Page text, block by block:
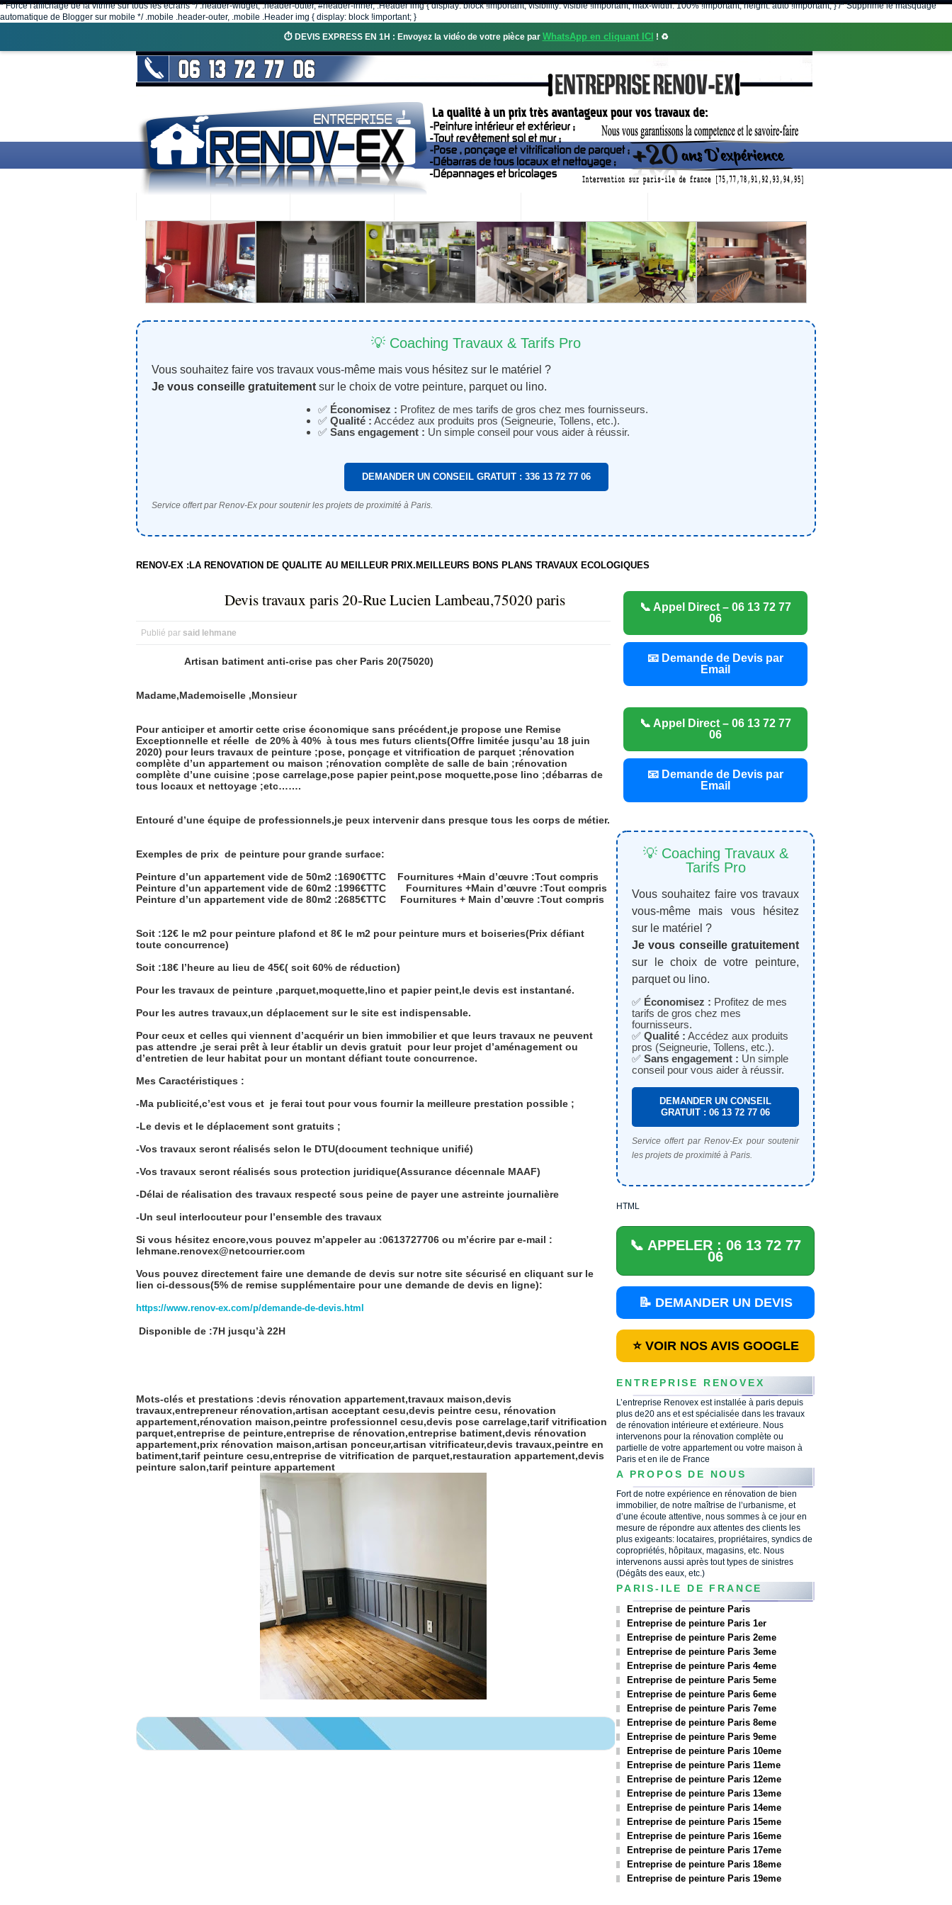
* Force l'affichage de la vitrine sur tous les écrans */ .header-widget, .header-outer, #header-inner, .Header img { display: block !important; visibility: visible !important; max-width: 100% !important; height: auto !important; } /* Supprime le masquage
automatique de Blogger sur mobile */ .mobile .header-outer, .mobile .Header img { display: block !important; }
⏱️ DEVIS EXPRESS EN 1H : Envoyez la vidéo de votre pièce par WhatsApp en cliquant ICI ! ♻️
💡 Coaching Travaux & Tarifs Pro
Vous souhaitez faire vos travaux vous-même mais vous hésitez sur le matériel ?
Je vous conseille gratuitement sur le choix de votre peinture, parquet ou lino.
✅ Économisez : Profitez de mes tarifs de gros chez mes fournisseurs.
✅ Qualité : Accédez aux produits pros (Seigneurie, Tollens, etc.).
✅ Sans engagement : Un simple conseil pour vous aider à réussir.
DEMANDER UN CONSEIL GRATUIT : 336 13 72 77 06
Service offert par Renov-Ex pour soutenir les projets de proximité à Paris.
RENOV-EX :LA RENOVATION DE QUALITE AU MEILLEUR PRIX.MEILLEURS BONS PLANS TRAVAUX ECOLOGIQUES
Devis travaux paris 20-Rue Lucien Lambeau,75020 paris
Publié par said lehmane
Artisan batiment anti-crise pas cher Paris 20(75020)
Madame,Mademoiselle ,Monsieur
Pour anticiper et amortir cette crise économique sans précédent,je propose une Remise
Exceptionnelle et réelle de 20% à 40% à tous mes futurs clients(Offre limitée jusqu’au 18 juin
2020) pour leurs travaux de peinture ;pose, ponçage et vitrification de parquet ;rénovation
complète d’un appartement ou maison ;rénovation complète de salle de bain ;rénovation
complète d’une cuisine ;pose carrelage,pose papier peint,pose moquette,pose lino ;débarras de
tous locaux et nettoyage ;etc…….
Entouré d’une équipe de professionnels,je peux intervenir dans presque tous les corps de métier.
Exemples de prix de peinture pour grande surface:
Peinture d’un appartement vide de 50m2 :1690€TTC
Fournitures +Main d’œuvre :Tout compris
Peinture d’un appartement vide de 60m2 :1996€TTC
Fournitures +Main d’œuvre :Tout compris
Peinture d’un appartement vide de 80m2 :2685€TTC
Fournitures + Main d’œuvre :Tout compris
Soit :12€ le m2 pour peinture plafond et 8€ le m2 pour peinture murs et boiseries(Prix défiant
toute concurrence)
Soit :18€ l’heure au lieu de 45€( soit 60% de réduction)
Pour les travaux de peinture ,parquet,moquette,lino et papier peint,le devis est instantané.
Pour les autres travaux,un déplacement sur le site est indispensable.
Pour ceux et celles qui viennent d’acquérir un bien immobilier et que leurs travaux ne peuvent
pas attendre ,je serai prêt à leur établir un devis gratuit pour leur projet d’aménagement ou
d’entretien de leur habitat pour un montant défiant toute concurrence.
Mes Caractéristiques :
-Ma publicité,c’est vous et je ferai tout pour vous fournir la meilleure prestation possible ;
-Le devis et le déplacement sont gratuits ;
-Vos travaux seront réalisés selon le DTU(document technique unifié)
-Vos travaux seront réalisés sous protection juridique(Assurance décennale MAAF)
-Délai de réalisation des travaux respecté sous peine de payer une astreinte journalière
-Un seul interlocuteur pour l’ensemble des travaux
Si vous hésitez encore,vous pouvez m’appeler au :0613727706 ou m’écrire par e-mail :
lehmane.renovex@netcourrier.com
Vous pouvez directement faire une demande de devis sur notre site sécurisé en cliquant sur le
lien ci-dessous(5% de remise supplémentaire pour une demande de devis en ligne):
https://www.renov-ex.com/p/demande-de-devis.html
Disponible de :7H jusqu’à 22H
Mots-clés et prestations :devis rénovation appartement,travaux maison,devis
travaux,entrepreneur rénovation,artisan acceptant cesu,devis peintre cesu, rénovation
appartement,rénovation maison,peintre professionnel cesu,devis pose carrelage,tarif vitrification
parquet,entreprise de peinture,entreprise de rénovation,entreprise batiment,devis rénovation
appartement,prix rénovation maison,artisan ponceur,artisan vitrificateur,devis travaux,peintre en
batiment,tarif peinture cesu,entreprise de vitrification de parquet,restauration appartement,devis
peinture salon,tarif peinture appartement
📞 Appel Direct – 06 13 72 77
06
📧 Demande de Devis par
Email
📞 Appel Direct – 06 13 72 77
06
📧 Demande de Devis par
Email
💡 Coaching Travaux &
Tarifs Pro
Vous souhaitez faire vos travaux
vous-même mais vous hésitez
sur le matériel ?
Je vous conseille gratuitement
sur le choix de votre peinture,
parquet ou lino.
✅ Économisez : Profitez de mes
tarifs de gros chez mes
fournisseurs.
✅ Qualité : Accédez aux produits
pros (Seigneurie, Tollens, etc.).
✅ Sans engagement : Un simple
conseil pour vous aider à réussir.
DEMANDER UN CONSEIL
GRATUIT : 06 13 72 77 06
Service offert par Renov-Ex pour soutenir
les projets de proximité à Paris.
HTML
📞 APPELER : 06 13 72 77
06
📝 DEMANDER UN DEVIS
⭐ VOIR NOS AVIS GOOGLE
ENTREPRISE RENOVEX
L’entreprise Renovex est installée à paris depuis
plus de20 ans et est spécialisée dans les travaux
de rénovation intérieure et extérieure. Nous
intervenons pour la rénovation complète ou
partielle de votre appartement ou votre maison à
Paris et en ile de France
A PROPOS DE NOUS
Fort de notre expérience en rénovation de bien
immobilier, de notre maîtrise de l’urbanisme, et
d’une écoute attentive, nous sommes à ce jour en
mesure de répondre aux attentes des clients les
plus exigeants: locataires, propriétaires, syndics de
copropriétés, hôpitaux, magasins, etc. Nous
intervenons aussi après tout types de sinistres
(Dégâts des eaux, etc.)
PARIS-ILE DE FRANCE
Entreprise de peinture Paris
Entreprise de peinture Paris 1er
Entreprise de peinture Paris 2eme
Entreprise de peinture Paris 3eme
Entreprise de peinture Paris 4eme
Entreprise de peinture Paris 5eme
Entreprise de peinture Paris 6eme
Entreprise de peinture Paris 7eme
Entreprise de peinture Paris 8eme
Entreprise de peinture Paris 9eme
Entreprise de peinture Paris 10eme
Entreprise de peinture Paris 11eme
Entreprise de peinture Paris 12eme
Entreprise de peinture Paris 13eme
Entreprise de peinture Paris 14eme
Entreprise de peinture Paris 15eme
Entreprise de peinture Paris 16eme
Entreprise de peinture Paris 17eme
Entreprise de peinture Paris 18eme
Entreprise de peinture Paris 19eme